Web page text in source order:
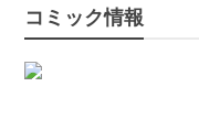
コミック情報